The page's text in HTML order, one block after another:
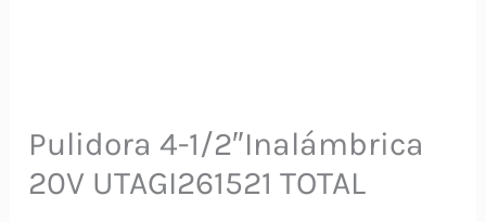
Pulidora 4-1/2″Inalámbrica
20V UTAGI261521 TOTAL